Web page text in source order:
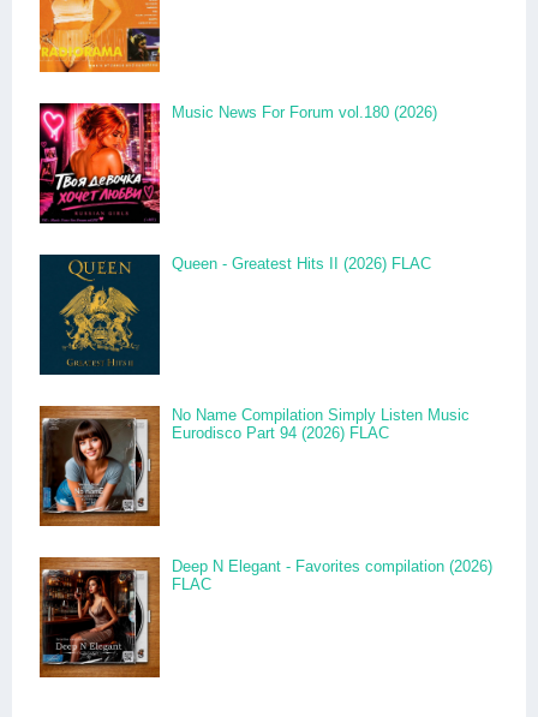
Music News For Forum vol.180 (2026)
Queen - Greatest Hits II (2026) FLAC
No Name Compilation Simply Listen Music
Eurodisco Part 94 (2026) FLAC
Deep N Elegant - Favorites compilation (2026)
FLAC